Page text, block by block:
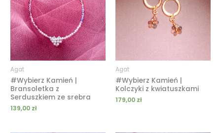
Agat
#Wybierz Kamień |
Bransoletka z
Serduszkiem ze srebra
139,00 zł
Agat
#Wybierz Kamień |
Kolczyki z kwiatuszkami
179,00 zł